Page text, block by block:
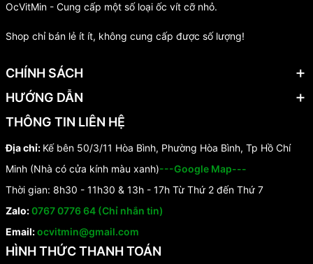
OcVitMin - Cung cấp một số loại ốc vít cỡ nhỏ.
Shop chỉ bán lẻ ít ít, không cung cấp được số lượng!
CHÍNH SÁCH
HƯỚNG DẪN
THÔNG TIN LIÊN HỆ
Địa chỉ: Kế bên 50/3/11 Hòa Bình, Phường Hòa Bình, Tp Hồ Chí
Minh (Nhà có cửa kính màu xanh)---Google Map---
Thời gian: 8h30 - 11h30 & 13h - 17h Từ Thứ 2 đến Thứ 7
Zalo:0767 0776 64 (Chỉ nhắn tin)
Email:ocvitmin@gmail.com
HÌNH THỨC THANH TOÁN